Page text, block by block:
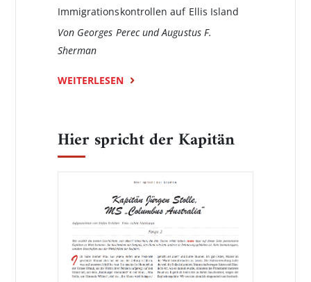
Immigrationskontrollen auf Ellis Island
Von Georges Perec und Augustus F.
Sherman
WEITERLESEN
Hier spricht der Kapitän